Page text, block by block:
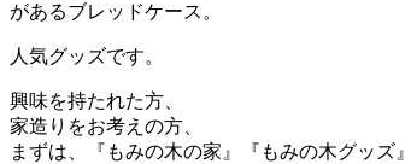
があるブレッドケース。
人気グッズです。
興味を持たれた方、
家造りをお考えの方、
まずは、『もみの木の家』『もみの木グッズ』